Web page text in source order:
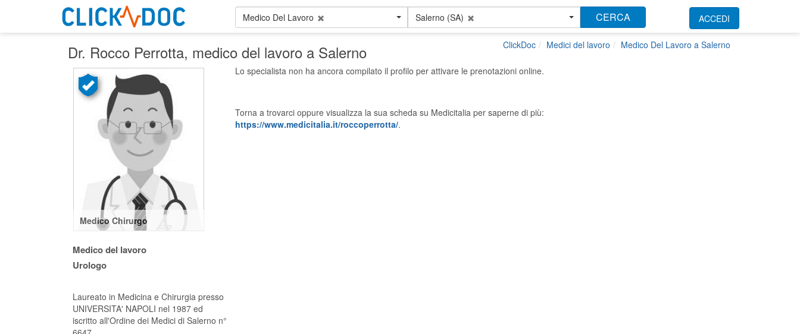
Medico Del Lavoro Salerno (SA) CERCA ACCEDI
Dr. Rocco Perrotta, medico del lavoro a Salerno ClickDoc Medici del lavoro Medico Del Lavoro a Salerno
Medico Chirurgo
Medico del lavoro
Urologo
Laureato in Medicina e Chirurgia presso
UNIVERSITA' NAPOLI nel 1987 ed
iscritto all'Ordine dei Medici di Salerno n°
Lo specialista non ha ancora compilato il profilo per attivare le prenotazioni online.
Torna a trovarci oppure visualizza la sua scheda su Medicitalia per saperne di più:
https://www.medicitalia.it/roccoperrotta/.